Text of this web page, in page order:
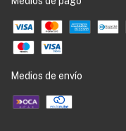
Medios de envío